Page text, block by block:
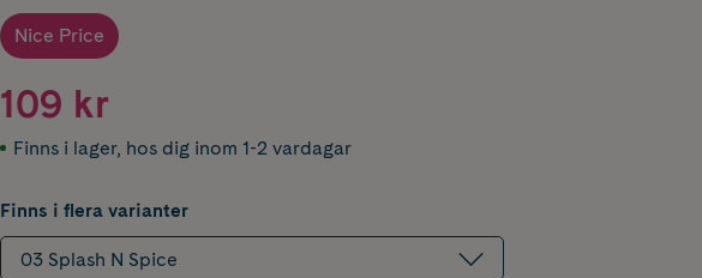
Nice Price
109 kr
Finns i lager, hos dig inom 1-2 vardagar
Finns i flera varianter
03 Splash N Spice